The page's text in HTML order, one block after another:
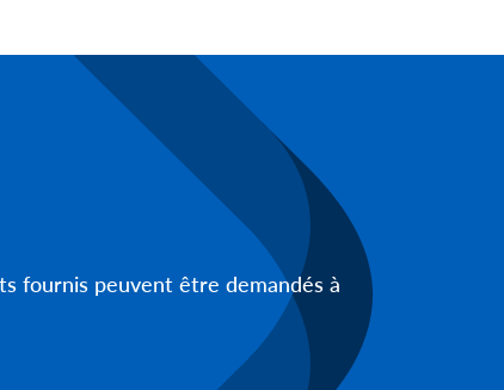
fournis peuvent être demandés à